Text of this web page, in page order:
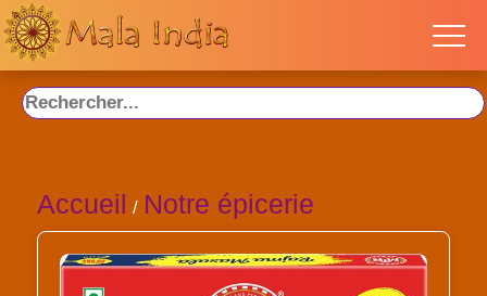
Accueil / Notre épicerie